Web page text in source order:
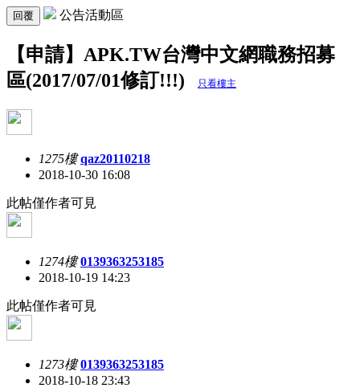
回覆 公告活動區
【申請】APK.TW台灣中文網職務招募
區(2017/07/01修訂!!!)
只看樓主
1275樓 qaz20110218
2018-10-30 16:08
此帖僅作者可見
1274樓 0139363253185
2018-10-19 14:23
此帖僅作者可見
1273樓 0139363253185
2018-10-18 23:43